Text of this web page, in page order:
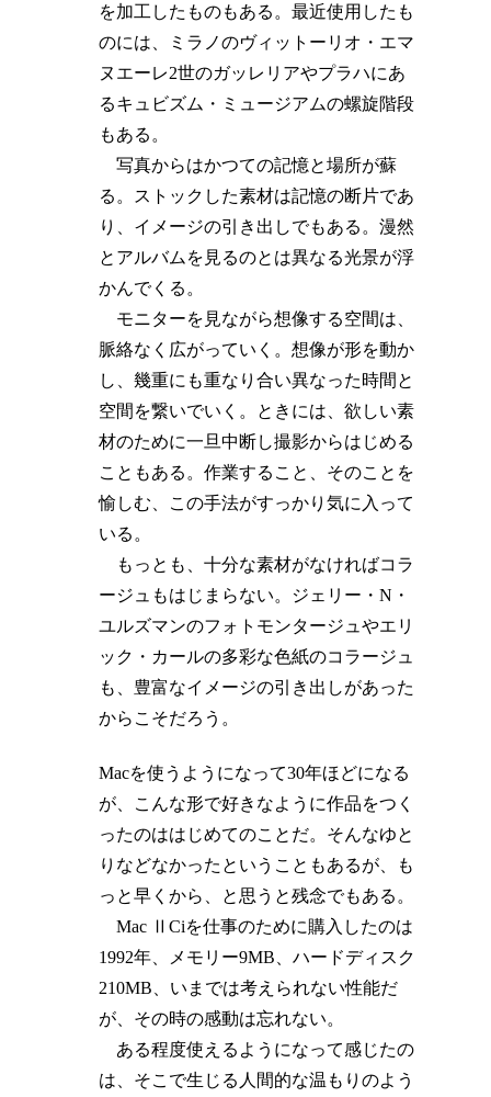
を加工したものもある。最近使用したも
のには、ミラノのヴィットーリオ・エマ
ヌエーレ2世のガッレリアやプラハにあ
るキュビズム・ミュージアムの螺旋階段
もある。
写真からはかつての記憶と場所が蘇
る。ストックした素材は記憶の断片であ
り、イメージの引き出しでもある。漫然
とアルバムを見るのとは異なる光景が浮
かんでくる。
モニターを見ながら想像する空間は、
脈絡なく広がっていく。想像が形を動か
し、幾重にも重なり合い異なった時間と
空間を繋いでいく。ときには、欲しい素
材のために一旦中断し撮影からはじめる
こともある。作業すること、そのことを
愉しむ、この手法がすっかり気に入って
いる。
もっとも、十分な素材がなければコラ
ージュもはじまらない。ジェリー・N・
ユルズマンのフォトモンタージュやエリ
ック・カールの多彩な色紙のコラージュ
も、豊富なイメージの引き出しがあった
からこそだろう。
Macを使うようになって30年ほどになる
が、こんな形で好きなように作品をつく
ったのははじめてのことだ。そんなゆと
りなどなかったということもあるが、も
っと早くから、と思うと残念でもある。
Mac ⅡCiを仕事のために購入したのは
1992年、メモリー9MB、ハードディスク
210MB、いまでは考えられない性能だ
が、その時の感動は忘れない。
ある程度使えるようになって感じたの
は、そこで生じる人間的な温もりのよう